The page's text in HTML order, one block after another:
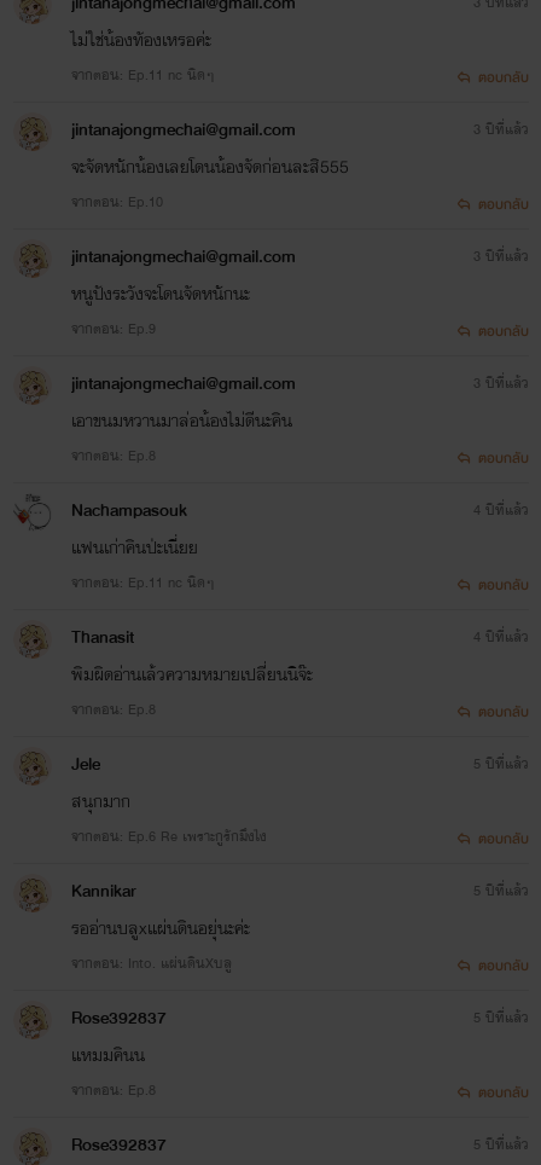
ไม่ใช่น้องทัองเหรอค่ะ
จากตอน: Ep.11 nc นิดๆ ตอบกลับ
jintanajongmechai@gmail.com
จะจัดหนักน้องเลยโดนน้องจัดก่อนละสิ555
จากตอน: Ep.10
3 ปีที่แล้ว
ตอบกลับ
jintanajongmechai@gmail.com
หนูปังระวังจะโดนจัดหนักนะ
จากตอน: Ep.9
3 ปีที่แล้ว
ตอบกลับ
jintanajongmechai@gmail.com
เอาขนมหวานมาล่อน้องไม่ดีนะคิน
จากตอน: Ep.8
3 ปีที่แล้ว
ตอบกลับ
Nachampasouk
แฟนเก่าคินป่ะเนี่ยย
จากตอน: Ep.11 nc นิดๆ
4 ปีที่แล้ว
ตอบกลับ
Thanasit
พิมผิดอ่านเล้วความหมายเปลี่ยนนิจ๊ะ
จากตอน: Ep.8
4 ปีที่แล้ว
ตอบกลับ
Jele
สนุกมาก
จากตอน: Ep.6 Re เพราะกูรักมึงไง
5 ปีที่แล้ว
ตอบกลับ
Kannikar
รออ่านบลูxแผ่นดินอยุ่นะค่ะ
จากตอน: Into. แผ่นดินXบลู
5 ปีที่แล้ว
ตอบกลับ
Rose392837​
แหมมคินน
จากตอน: Ep.8
5 ปีที่แล้ว
ตอบกลับ
Rose392837​ 5 ปีที่แล้ว